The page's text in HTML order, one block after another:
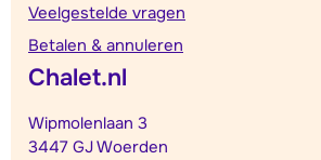
Veelgestelde vragen
Betalen & annuleren
Chalet.nl
Wipmolenlaan 3
3447 GJ Woerden